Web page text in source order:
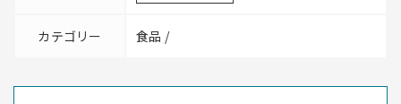
カテゴリー 食品 /